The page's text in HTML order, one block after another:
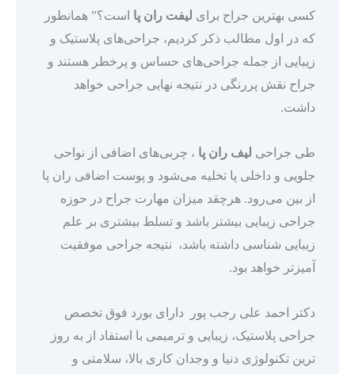
کسی بهترین جراح برای لیفت ران پا است؟” همانطور
که در اول مطالب ذکر کردیم، جراحی‌های پلاستیک و
زیبایی از جمله جراحی‌های حساس و پرخطر هستند و
جراح نقش پررنگی در نتیجه نهایی جراحی خواهد
داشت.
طی جراحی لیف ران پا ، چربی‌های اضافی از نواحی
جلویی و داخلی پا تخلیه می‌‎شود و پوست اضافی ران پا
از بین می‌رود. هرچقد میزان مهارت جراح در حوزه
جراحی زیبایی بیشتر باشد و تسلط بیشتری بر علم
زیبایی شناسی داشته باشد، نتیجه جراحی موفقیت
آمیزتر خواهد بود.
دکتر احمد علی رجب پور دارای بورد فوق تخصص
جراحی پلاستیک، زیبایی و ترمیمی با استفاد از به روز
ترین تکنولوژی دنیا و وجدان کاری بالا، سلامتی و